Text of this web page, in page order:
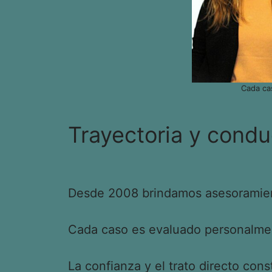
Cada
Trayectoria y
Desde 2008 brindamos
Cada caso es evaluado
La confianza y el trato directo